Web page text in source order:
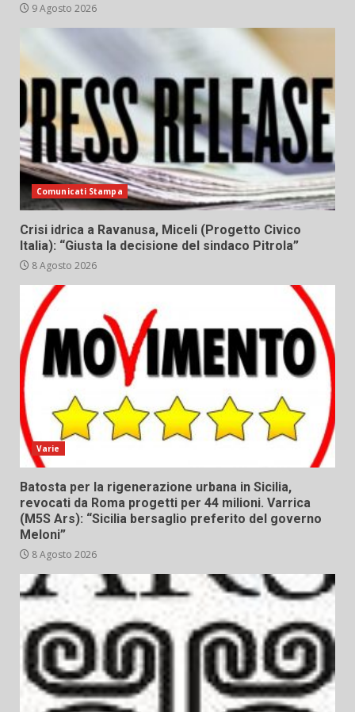
9 Agosto 2026
Comunicati Stampa
Crisi idrica a Ravanusa, Miceli (Progetto Civico
Italia): “Giusta la decisione del sindaco Pitrola”
8 Agosto 2026
Varie
Batosta per la rigenerazione urbana in Sicilia,
revocati da Roma progetti per 44 milioni. Varrica
(M5S Ars): “Sicilia bersaglio preferito del governo
Meloni”
8 Agosto 2026